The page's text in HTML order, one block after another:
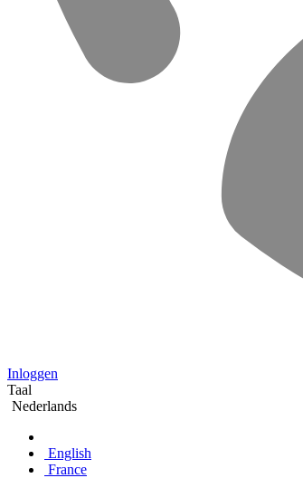
Inloggen
Taal
Nederlands
English
France